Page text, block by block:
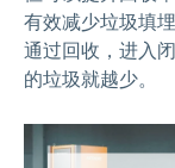
有效减少垃圾填
通过回收，进入
的垃圾就越少。